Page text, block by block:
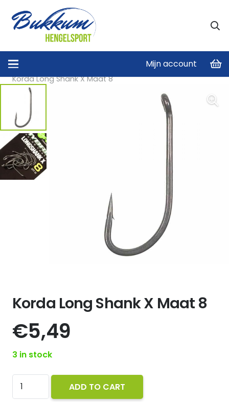
Mijn account
Home
Korda Long Shank X Maat 8
Korda Long Shank X Maat 8
€5,49
3 in stock
Korda
Long
ADD TO CART